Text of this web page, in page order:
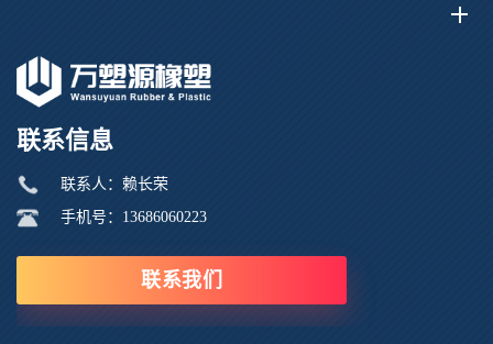
联系信息
联系人：赖长荣
手机号：13686060223
联系我们